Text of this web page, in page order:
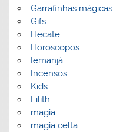
Garrafinhas mágicas
Gifs
Hecate
Horoscopos
Iemanjá
Incensos
Kids
Lilith
magia
magia celta